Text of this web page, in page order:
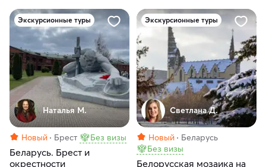
Экскурсионные туры
Наталья М.
Новый Брест Без визы
Беларусь. Брест и
окрестности
Экскурсионные туры
Светлана Д.
Новый
Беларусь
Без визы
Белорусская мозаика на